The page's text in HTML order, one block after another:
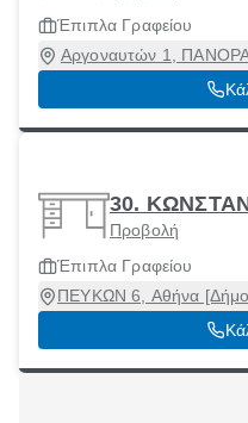
Έπιπλα Γραφείου
Αργοναυτών 1,
30.
Προβολή
Έπιπλα Γραφείου
ΠΕΥΚΩΝ 6, Αθήνα